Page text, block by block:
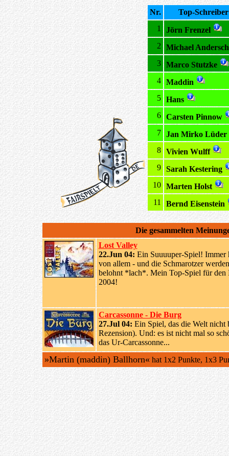
Nr.
Top-Schreiber
1
Jörn Frenzel
2
Michael Andersch
3
Marco Stutzke
4
Maddin
5
Hans
6
Carsten Pinnow
7
Jan Mirko Lüder
8
Vivien Wulff
9
Sarah Kestering
10
Marten Holst
11
Bernd Eisenstein
Die gesammelten
Lost Valley
22.Jun 04: Ein Suuuuper-Spiel! Immer
von allem - und die Schmarotzer
belohnt *lach*. Mein Top-Spiel für den
2004!
Carcassonne - Die Burg
27.Jul 04: Ein Spiel, das die Welt nicht
Rezension). Und: es ist nicht mal so
das Ur-Carcassonne...
»Martin (maddin) Ballhorn« hat 1x2 Punkte, 1x3